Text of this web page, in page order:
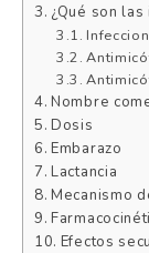
¿Qué son
Nombre
Dosis
Embarazo
Lactancia
Mecanismo
Efectos